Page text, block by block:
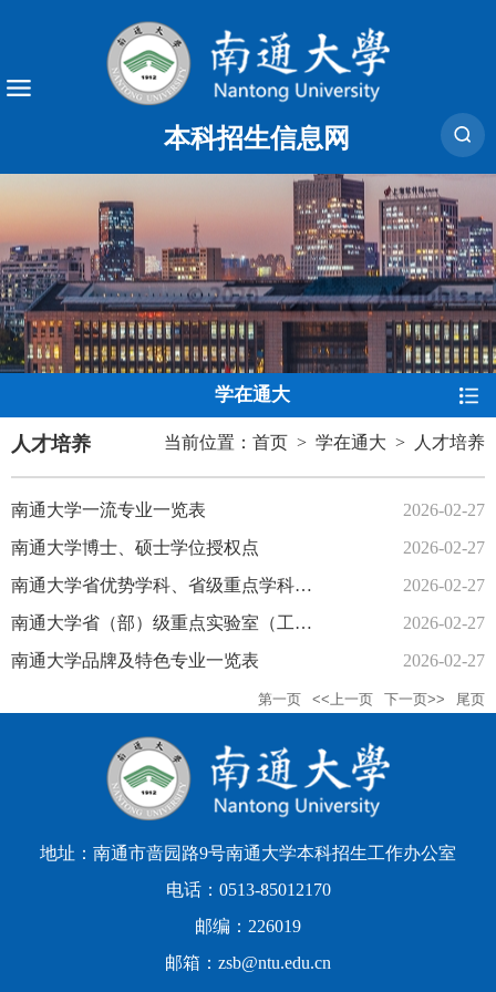
本科招生信息网
学在通大
当前位置： 首页 > 学在通大 > 人才培养
人才培养
南通大学一流专业一览表
2026-02-27
南通大学博士、硕士学位授权点
2026-02-27
南通大学省优势学科、省级重点学科、优秀学科团队一览表
2026-02-27
南通大学省（部）级重点实验室（工程技术、协同创新中心）一览表
2026-02-27
南通大学品牌及特色专业一览表
2026-02-27
第一页 <<上一页 下一页>> 尾页
地址：南通市啬园路9号南通大学本科招生工作办公室
电话：0513-85012170
邮编：226019
邮箱：zsb@ntu.edu.cn